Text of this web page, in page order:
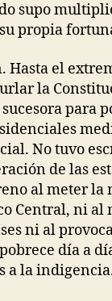
supo
propia
Hasta el
la
sucesora para
No tuvo
de las
al meter la
Central, ni al
ni al
día a
a la